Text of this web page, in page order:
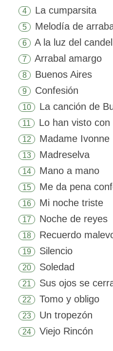
4 La cumparsita
5 Melodía de
6 A la luz del candel
7 Arrabal amargo
8 Buenos Aires
9 Confesión
10 La canción de
11 Lo han visto con
12 Madame Ivonne
13 Madreselva
14 Mano a mano
15 Me da pena
16 Mi noche triste
17 Noche de reyes
18 Recuerdo
19 Silencio
20 Soledad
21 Sus ojos se
22 Tomo y obligo
23 Un tropezón
24 Viejo Rincón